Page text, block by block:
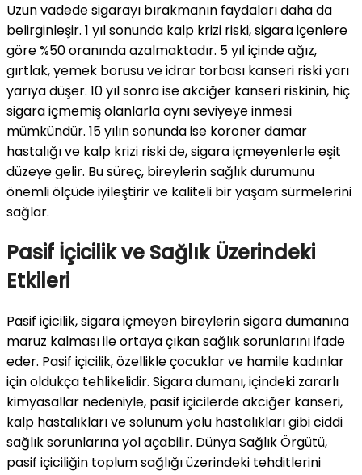
Uzun vadede sigarayı bırakmanın faydaları daha da
belirginleşir. 1 yıl sonunda kalp krizi riski, sigara içenlere
göre %50 oranında azalmaktadır. 5 yıl içinde ağız,
gırtlak, yemek borusu ve idrar torbası kanseri riski yarı
yarıya düşer. 10 yıl sonra ise akciğer kanseri riskinin, hiç
sigara içmemiş olanlarla aynı seviyeye inmesi
mümkündür. 15 yılın sonunda ise koroner damar
hastalığı ve kalp krizi riski de, sigara içmeyenlerle eşit
düzeye gelir. Bu süreç, bireylerin sağlık durumunu
önemli ölçüde iyileştirir ve kaliteli bir yaşam sürmelerini
sağlar.
Pasif İçicilik ve Sağlık Üzerindeki
Etkileri
Pasif içicilik, sigara içmeyen bireylerin sigara dumanına
maruz kalması ile ortaya çıkan sağlık sorunlarını ifade
eder. Pasif içicilik, özellikle çocuklar ve hamile kadınlar
için oldukça tehlikelidir. Sigara dumanı, içindeki zararlı
kimyasallar nedeniyle, pasif içicilerde akciğer kanseri,
kalp hastalıkları ve solunum yolu hastalıkları gibi ciddi
sağlık sorunlarına yol açabilir. Dünya Sağlık Örgütü,
pasif içiciliğin toplum sağlığı üzerindeki tehditlerini